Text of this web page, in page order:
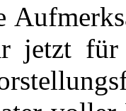
jetzt für